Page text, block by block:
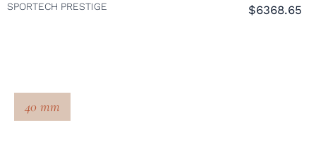
SPORTECH PRESTIGE $6368.65
40 mm